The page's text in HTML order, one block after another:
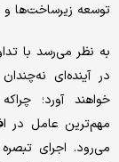
توسعه زیرساخت‌ها
به نظر می‌رسد با
در آینده‌ای
خواهند آورد؛
مهم‌ترین عامل در